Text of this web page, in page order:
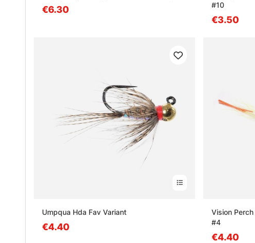
€6.30
#10
€3.50
Umpqua Hda Fav Variant
€4.40
Vision
#4
€4.40